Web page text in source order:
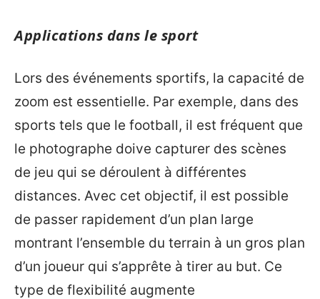
Applications dans le sport
Lors des événements sportifs, la capacité de
zoom est essentielle. Par exemple, dans des
sports tels que le football, il est fréquent que
le photographe doive capturer des scènes
de jeu qui se déroulent à différentes
distances. Avec cet objectif, il est possible
de passer rapidement d’un plan large
montrant l’ensemble du terrain à un gros plan
d’un joueur qui s’apprête à tirer au but. Ce
type de flexibilité augmente